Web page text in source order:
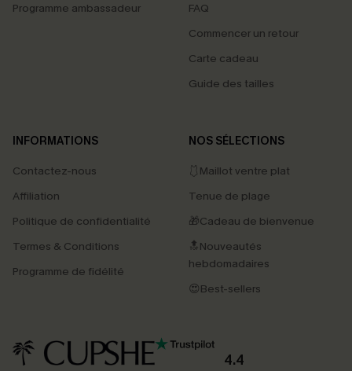
Programme ambassadeur
FAQ
Commencer un retour
Carte cadeau
Guide des tailles
INFORMATIONS
Contactez-nous
Affiliation
Politique de confidentialité
Termes & Conditions
Programme de fidélité
NOS SÉLECTIONS
🩱Maillot ventre plat
Tenue de plage
🎁Cadeau de bienvenue
🔝Nouveautés
hebdomadaires
😍Best-sellers
4.4